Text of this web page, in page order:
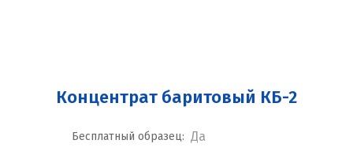
Концентрат баритовый КБ-2
Бесплатный образец: Да